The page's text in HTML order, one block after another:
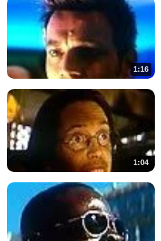
1:16
1:04